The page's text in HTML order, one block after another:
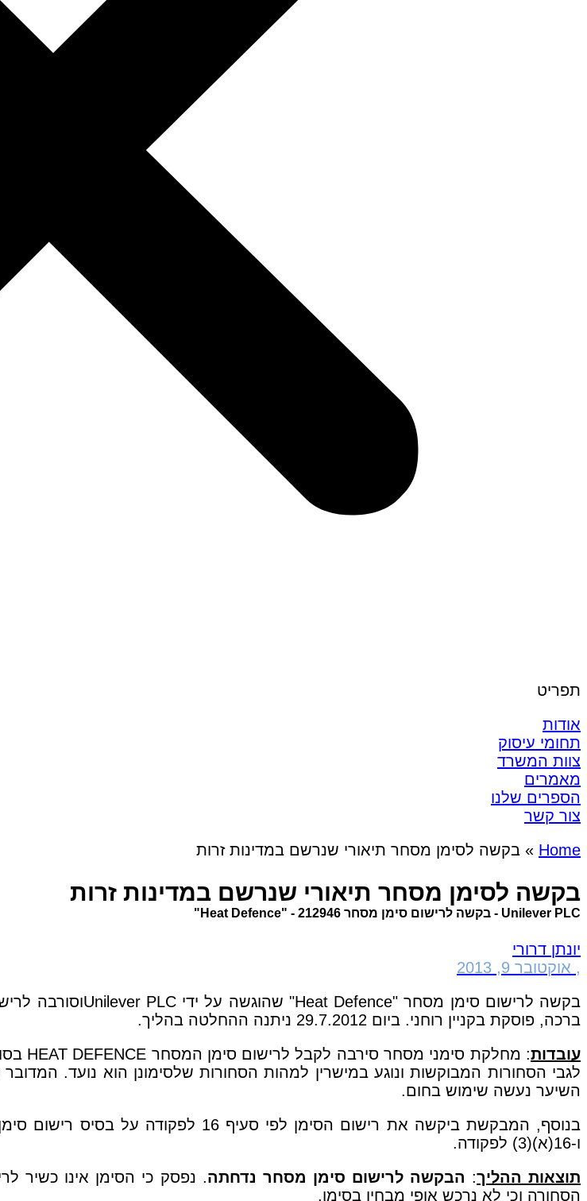
תפריט
אודות
תחומי עיסוק
צוות המשרד
מאמרים
הספרים שלנו
צור קשר
Home
» בקשה לסימן מסחר תיאורי שנרשם במדינות זרות
בקשה לסימן מסחר תיאורי שנרשם במדינות זרות
Unilever PLC - בקשה לרישום סימן מסחר 212946 - "Heat Defence"
יונתן דרורי
, אוקטובר 9, 2013
בקשה לרישום סימן מסחר "Heat Defence" שהוגשה על ידיUnilever PLCוסורבה
ברכה, פוסקת בקניין רוחני. ביום 29.7.2012 ניתנה ההחלטה בהליך.
עובדות: מחלקת סימני מסחר סירבה לקבל לרישום סימן המסחר HEAT DEFENCE
לגבי הסחורות המבוקשות ונוגע במישרין למהות הסחורות שלסימונן הוא נועד.
השיער נעשה שימוש בחום.
ו-16(א)(3) לפקודה.
תוצאות ההליך: הבקשה לרישום סימן מסחר נדחתה. נפסק כי הסימן אינו כשיר
הסחורה וכי לא נרכש אופי מבחין בסימן.